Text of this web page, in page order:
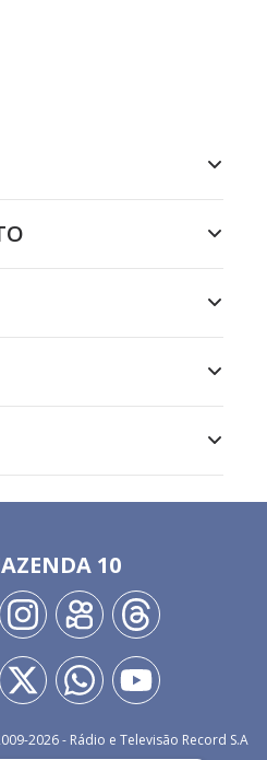
10
2026- Rádio e Televisão Record S.A